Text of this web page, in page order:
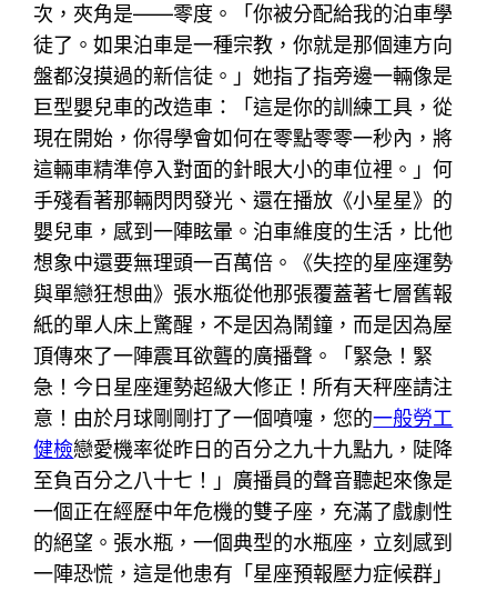
次，夾角是——零度。「你被分配給我的泊車學
徒了。如果泊車是一種宗教，你就是那個連方向
盤都沒摸過的新信徒。」她指了指旁邊一輛像是
巨型嬰兒車的改造車：「這是你的訓練工具，從
現在開始，你得學會如何在零點零零一秒內，將
這輛車精準停入對面的針眼大小的車位裡。」何
手殘看著那輛閃閃發光、還在播放《小星星》的
嬰兒車，感到一陣眩暈。泊車維度的生活，比他
想象中還要無理頭一百萬倍。《失控的星座運勢
與單戀狂想曲》張水瓶從他那張覆蓋著七層舊報
紙的單人床上驚醒，不是因為鬧鐘，而是因為屋
頂傳來了一陣震耳欲聾的廣播聲。「緊急！緊
急！今日星座運勢超級大修正！所有天秤座請注
意！由於月球剛剛打了一個噴嚏，您的一般勞工
健檢戀愛機率從昨日的百分之九十九點九，陡降
至負百分之八十七！」廣播員的聲音聽起來像是
一個正在經歷中年危機的雙子座，充滿了戲劇性
的絕望。張水瓶，一個典型的水瓶座，立刻感到
一陣恐慌，這是他患有「星座預報壓力症候群」